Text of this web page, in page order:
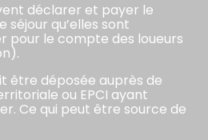
déclarer et payer le
qu’elles sont
pour le compte des loueurs
être déposée auprès de
ou EPCI ayant
Ce qui peut être source de